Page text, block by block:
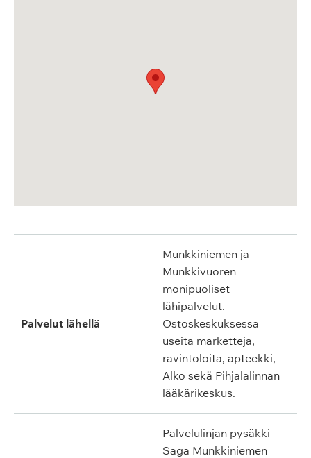
Palvelut lähellä
Munkkiniemen ja
Munkkivuoren
monipuoliset
lähipalvelut.
Ostoskeskuksessa
useita marketteja,
ravintoloita, apteekki,
Alko sekä Pihjalalinnan
lääkärikeskus.
Palvelulinjan pysäkki
Saga Munkkiniemen